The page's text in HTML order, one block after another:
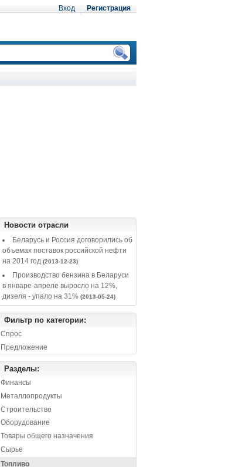
Вход Регистрация
Новости отрасли
Беларусь и Россия договорились об
объемах поставок российской нефти
на 2014 год (2013-12-23)
Производство бензина в Беларуси
в январе-апреле выросло на 12%,
дизеля - упало на 31% (2013-05-24)
Фильтр по категории:
Спрос
Предложение
Разделы:
Финансы
Металлопродукты
Строительство
Оборудование
Товары общего назначения
Сырье
Топливо